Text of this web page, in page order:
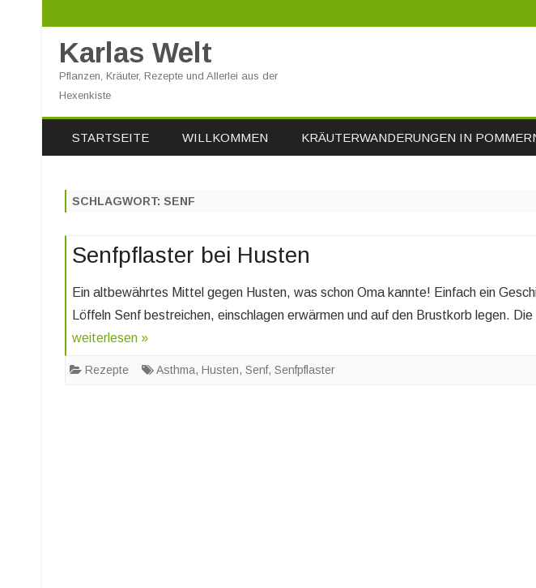
Karlas Welt
Pflanzen, Kräuter, Rezepte und Allerlei aus der
Hexenkiste
STARTSEITE WILLKOMMEN KRÄUTERWANDERUNGEN IN
SCHLAGWORT: SENF
Senfpflaster bei Husten
Ein altbewährtes Mittel gegen Husten, was schon Oma kannte! Einfach ein
Löffeln Senf bestreichen, einschlagen erwärmen und auf den Brustkorb legen.
weiterlesen »
Rezepte Asthma, Husten, Senf, Senfpflaster